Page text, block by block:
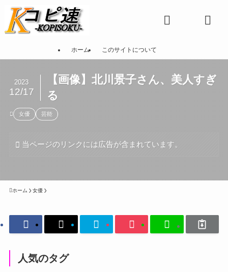
ホーム このサイトについて
【画像】北川景子さん、美人すぎ
る
2023
12/17
女優 芸能
当ページのリンクには広告が含まれています。
ホーム 女優
人気のタグ